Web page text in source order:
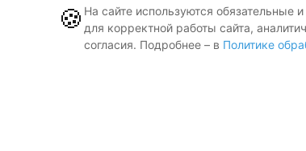
🍪 На сайте используются
для корректной работы сайта,
согласия. Подробнее – в Политике